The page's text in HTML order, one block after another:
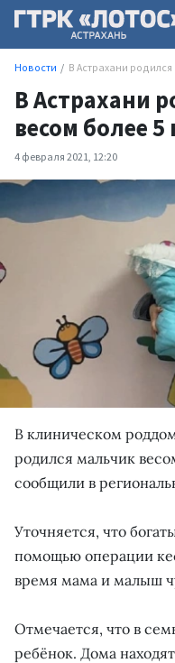
Новости В Астрахани
В Астрахани
весом более 5
4 февраля 2021, 12:20
В клиническом
родился мальчик
сообщили в
Уточняется, что
помощью операции
время мама и малыш
Отмечается, что в
ребёнок. Дома